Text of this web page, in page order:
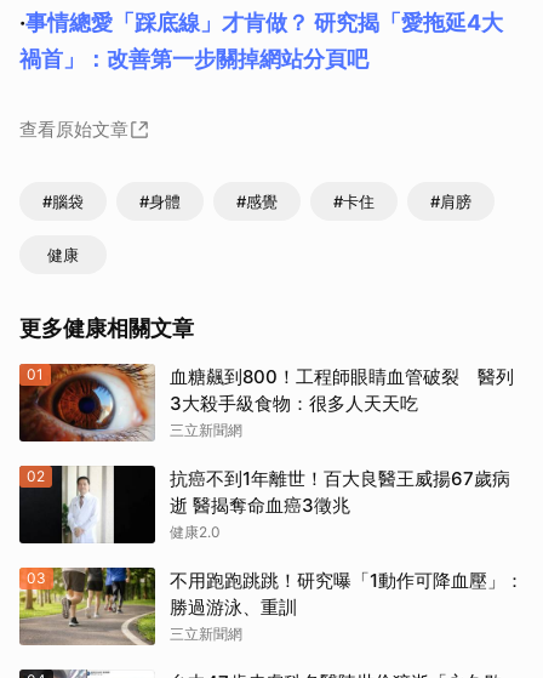
·事情總愛「踩底線」才肯做？ 研究揭「愛拖延4大
禍首」：改善第一步關掉網站分頁吧
查看原始文章
#腦袋 #身體 #感覺 #卡住 #肩膀
健康
更多健康相關文章
01
血糖飆到800！工程師眼睛血管破裂 醫列
3大殺手級食物：很多人天天吃
三立新聞網
02
抗癌不到1年離世！百大良醫王威揚67歲病
逝 醫揭奪命血癌3徵兆
健康2.0
03
不用跑跑跳跳！研究曝「1動作可降血壓」：
勝過游泳、重訓
三立新聞網